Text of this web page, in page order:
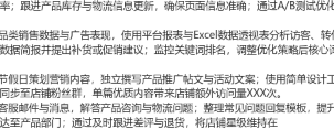
上销售，产品通过自营独立站及Shopee、
万元，与XXX家国内供应链工厂建立稳定合作。
象：部门总监